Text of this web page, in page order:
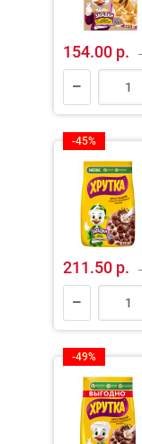
154.00 р.
-45%
211.50 р.
-49%